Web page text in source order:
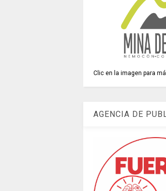
Clic en la imagen para
AGENCIA DE